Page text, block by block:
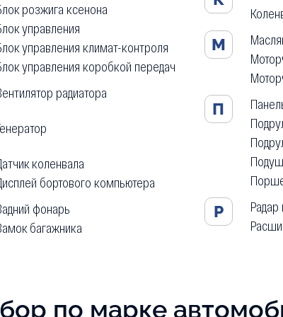
розжига ксенона
управления
управления климат-контроля
управления коробкой передач
радиатора
коленвала
бортового компьютера
фонарь
багажника
М
П
Р
Радар
по марке